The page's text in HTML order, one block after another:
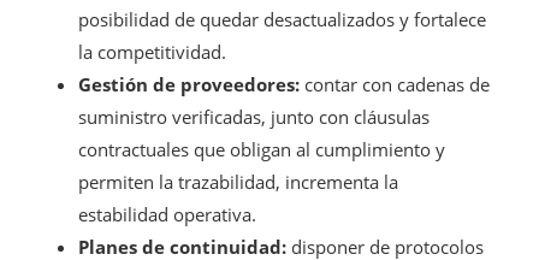
posibilidad de quedar desactualizados y fortalece
la competitividad.
Gestión de proveedores: contar con cadenas de
suministro verificadas, junto con cláusulas
contractuales que obligan al cumplimiento y
permiten la trazabilidad, incrementa la
estabilidad operativa.
Planes de continuidad: disponer de protocolos